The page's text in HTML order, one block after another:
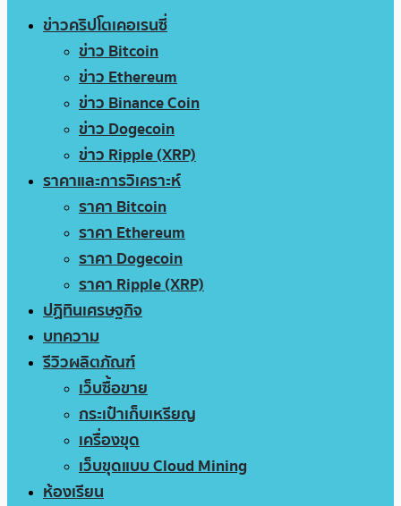
ข่าวคริปโตเคอเรนซี่
ข่าว Bitcoin
ข่าว Ethereum
ข่าว Binance Coin
ข่าว Dogecoin
ข่าว Ripple (XRP)
ราคาและการวิเคราะห์
ราคา Bitcoin
ราคา Ethereum
ราคา Dogecoin
ราคา Ripple (XRP)
ปฏิทินเศรษฐกิจ
บทความ
รีวิวผลิตภัณฑ์
เว็บซื้อขาย
กระเป๋าเก็บเหรียญ
เครื่องขุด
เว็บขุดแบบ Cloud Mining
ห้องเรียน